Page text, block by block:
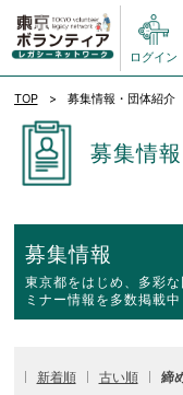
ログイン
TOP 募集情報・団体紹介
募集情
募集情報
東京都をはじめ、多彩
ミナー情報を多数掲載中
新着順 古い順 締